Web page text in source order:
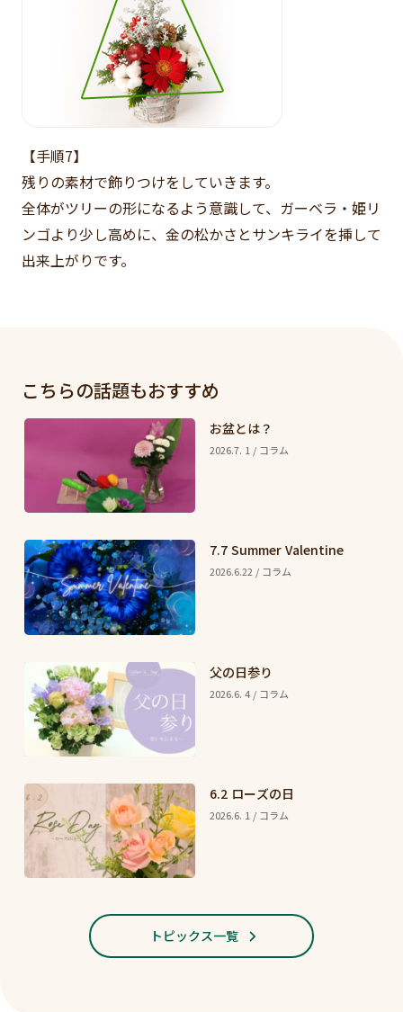
【手順7】
残りの素材で飾りつけをしていきます。
全体がツリーの形になるよう意識して、ガーベラ・姫リ
ンゴより少し高めに、金の松かさとサンキライを挿して
出来上がりです。
こちらの話題もおすすめ
お盆とは？
2026.7. 1 / コラム
7.7 Summer Valentine
2026.6.22 / コラム
父の日参り
2026.6. 4 / コラム
6.2 ローズの日
2026.6. 1 / コラム
トピックス一覧